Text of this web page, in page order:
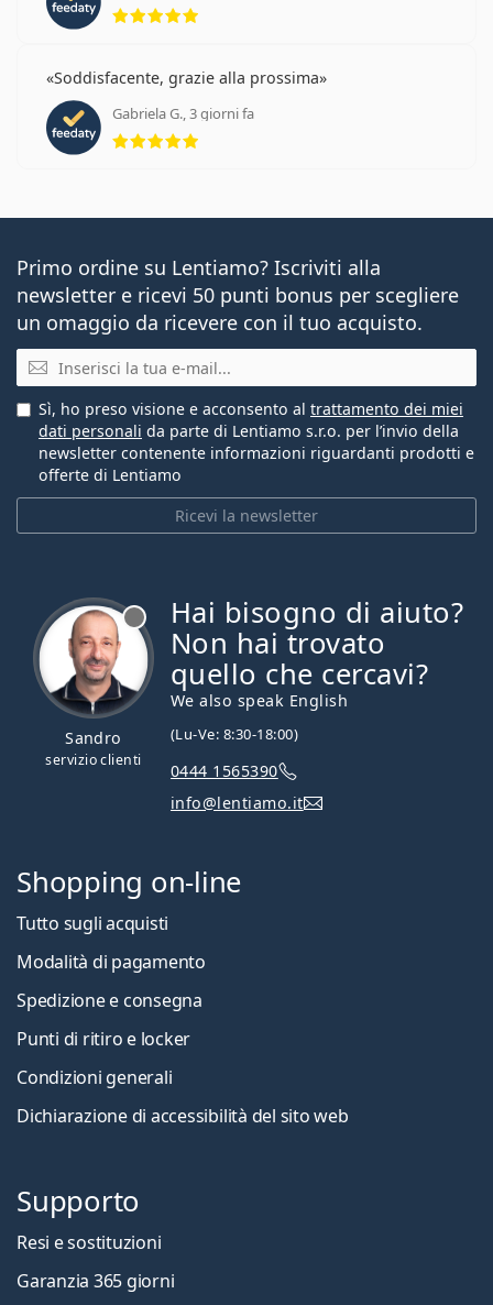
Soddisfacente, grazie alla prossima
Gabriela G., 3 giorni fa
valutazione 5 di 5
Primo ordine su Lentiamo? Iscriviti alla
newsletter e ricevi 50 punti bonus per scegliere
un omaggio da ricevere con il tuo acquisto.
E-mail
Ricevi la newsletter
Sì, ho preso visione e acconsento al trattamento dei miei
dati personali da parte di Lentiamo s.r.o. per l’invio della
newsletter contenente informazioni riguardanti prodotti e
offerte di Lentiamo
Sandro
servizio clienti
Hai bisogno di aiuto?
Non hai trovato
quello che cercavi?
We also speak English
(Lu-Ve: 8:30-18:00)
0444 1565390
info@lentiamo.it
Shopping on-line
Tutto sugli acquisti
Modalità di pagamento
Spedizione e consegna
Punti di ritiro e locker
Condizioni generali
Dichiarazione di accessibilità del sito web
Supporto
Resi e sostituzioni
Garanzia 365 giorni